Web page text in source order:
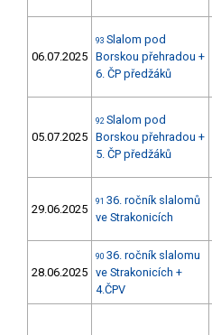
06.07.2025
93 Slalom pod
Borskou přehradou +
6. ČP předžáků
05.07.2025
92 Slalom pod
Borskou přehradou +
5. ČP předžáků
29.06.2025
91 36. ročník slalomů
ve Strakonicích
28.06.2025
90 36. ročník slalomu
ve Strakonicích +
4.ČPV